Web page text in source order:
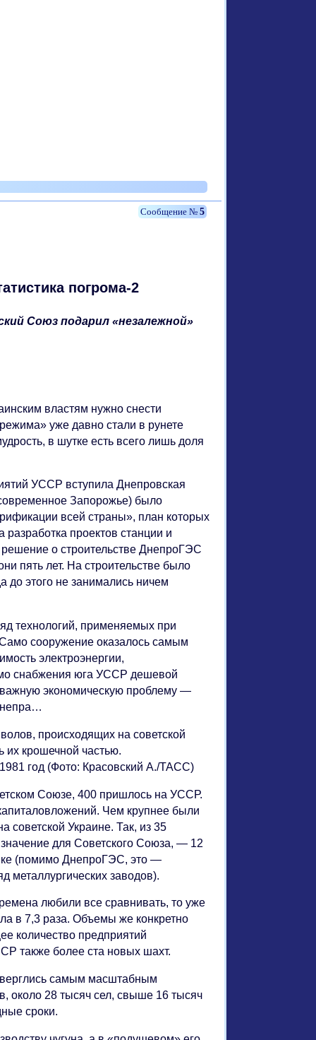
5
погрома-2
Союз подарил «незалежной»
властям нужно снести
уже давно стали в рунете
в шутке есть всего лишь доля
УССР вступила Днепровская
Запорожье) было
всей страны», план которых
проектов станции и
о строительстве ДнепроГЭС
пять лет. На строительстве было
до этого не занимались ничем
технологий, применяемых при
сооружение оказалось самым
электроэнергии,
снабжения юга УССР дешевой
важную экономическую проблему —
происходящих на советской
их крошечной частью.
год (Фото: Красовский А./ТАСС)
Союзе, 400 пришлось на УССР.
Чем крупнее были
советской Украине. Так, из 35
для Советского Союза, — 12
(помимо ДнепроГЭС, это —
металлургических заводов).
любили все сравнивать, то уже
в 7,3 раза. Объемы же конкретно
количество предприятий
также более ста новых шахт.
самым масштабным
около 28 тысяч сел, свыше 16 тысяч
сроки.